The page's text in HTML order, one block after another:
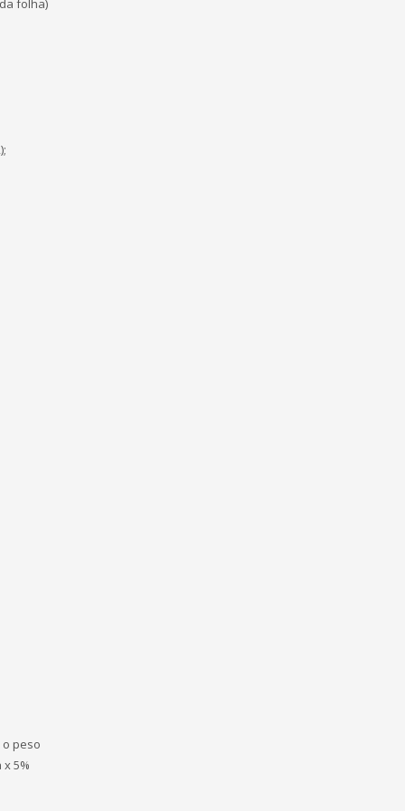
folha)
peso
5%